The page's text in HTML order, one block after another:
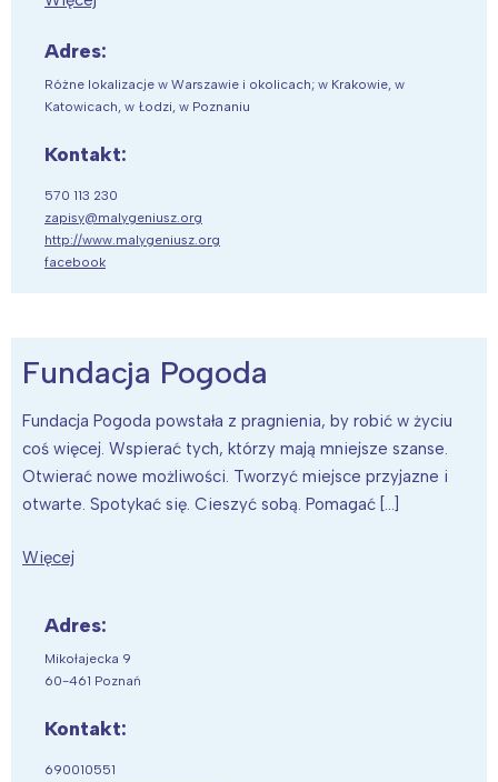
Adres:
Różne lokalizacje w Warszawie i okolicach; w Krakowie, w
Katowicach, w Łodzi, w Poznaniu
Kontakt:
570 113 230
zapisy@malygeniusz.org
http://www.malygeniusz.org
facebook
Fundacja Pogoda
Fundacja Pogoda powstała z pragnienia, by robić w życiu
coś więcej. Wspierać tych, którzy mają mniejsze szanse.
Otwierać nowe możliwości. Tworzyć miejsce przyjazne i
otwarte. Spotykać się. Cieszyć sobą. Pomagać […]
Więcej
Adres:
Mikołajecka 9
60-461 Poznań
Kontakt:
690010551